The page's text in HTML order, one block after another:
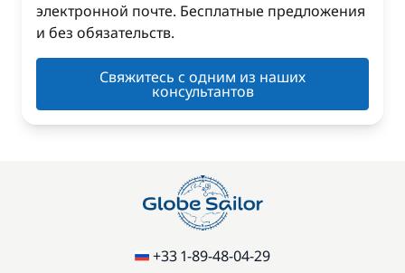
электронной почте. Бесплатные предложения
и без обязательств.
Свяжитесь с одним из наших
консультантов
+33 1-89-48-04-29